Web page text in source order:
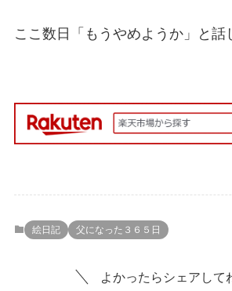
ここ数日「もうやめようか」と話
絵日記 父になった３６５日
よかったらシェアして